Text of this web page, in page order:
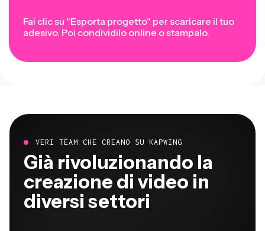
Fai clic su "Esporta progetto" per scaricare il tuo
adesivo. Poi condividilo online o stampalo.
VERI TEAM CHE CREANO SU KAPWING
Già rivoluzionando la
creazione di video in
diversi settori